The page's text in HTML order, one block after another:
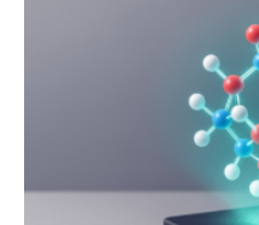
Erfindungen entstehen
Wissenskategorien
Forschung von Gianluca
Organizational Behavior
Balázs Kovács, Professor
Management. Die
dass Patente…